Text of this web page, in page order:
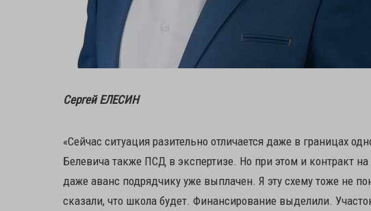
Сергей ЕЛЕСИН
«Сейчас ситуация разительно отличается даже в границах
Белевича также ПСД в экспертизе. Но при этом и контракт
даже аванс подрядчику уже выплачен. Я эту схему тоже не
сказали, что школа будет. Финансирование выделили.